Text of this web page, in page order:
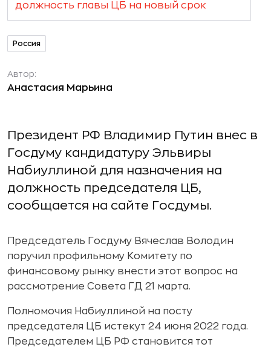
должность главы ЦБ на новый срок
Россия
Автор:
Анастасия Марьина
Президент РФ Владимир Путин внес в
Госдуму кандидатуру Эльвиры
Набиуллиной для назначения на
должность председателя ЦБ,
сообщается на сайте Госдумы.
Председатель Госдуму Вячеслав Володин
поручил профильному Комитету по
финансовому рынку внести этот вопрос на
рассмотрение Совета ГД 21 марта.
Полномочия Набиуллиной на посту
председателя ЦБ истекут 24 июня 2022 года.
Председателем ЦБ РФ становится тот